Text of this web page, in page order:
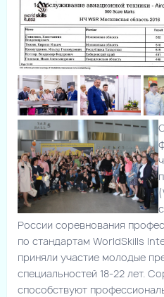
России соревнования
по стандартам WorldSkills
приняли участие молодые
специальностей 18-22 лет.
способствуют